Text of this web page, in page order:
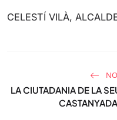
CELESTÍ VILÀ,
LA CIUTADANIA DE LA